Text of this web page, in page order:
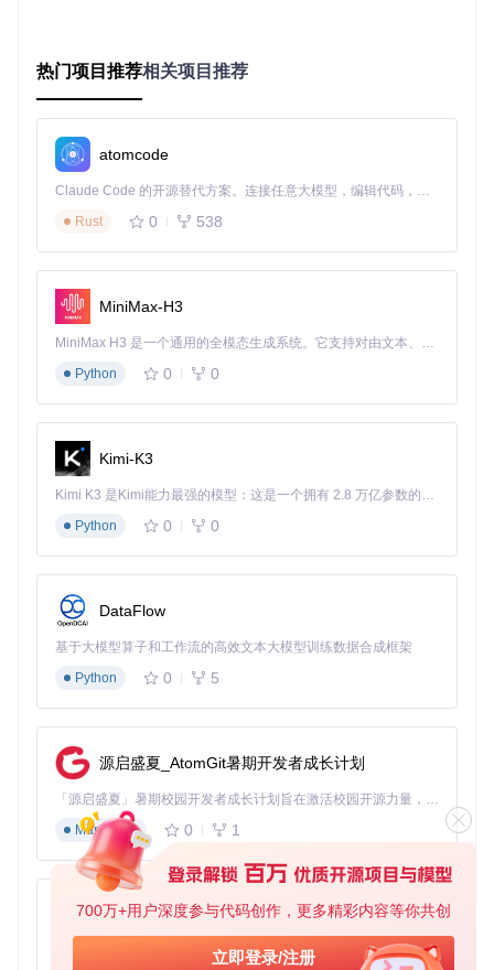
700万+用户深度参与代码创作，更多精彩内容等你共创
立即登录/注册
企业环境：5项高级配置指南
b.conf优化共享性能
HBA卡支持
T信息支持
多网卡绑定：修改files/board/arpl/overlayfs/etc/init.d/S41
录
企业用户需注意，ARPL目前对超过16盘位的存储配置支持有
限，复杂RAID环境建议进行压力测试。
对比项
配置复
杂度
操作
硬件适
需查询主板手册获取SATA端
驱动管
理
自动匹配硬件
错误排
查
需要分析内核日志
提示
版本升
需重新编译引导文件
实测在Intel i5-10400平台上，ARPL将DSM部署时间从传统方
法的45分钟压缩至12分钟，其中硬件检测环节耗时仅2分钟，
较手动配置提升90%效率。
核心价值与避坑指南
3大核心价值
知识门槛归零
预定义模板，完全屏蔽底层技术细节
硬件兼容性广：支持从老旧Bromolow平台到最新GeminiL
热门项目推荐相关项目推荐
atomcode
Claude Code 的开源替代方案。连接任意大模型，编辑代码，运行命令，自动验证 — 全自动执行。用 Rust 构建，极致性能。 ｜ An open-source alternative to Claude Code. Connect any LLM, edit code, run commands, and verify changes — autonomously. Built in Rust for speed. Get Started
Rust
0 538
MiniMax-H3
MiniMax H3 是一个通用的全模态生成系统。它支持对由文本、图像、视频和音频组成的多模态上下文进行统一理解，并能生成分辨率高达 2K、时长可达 15 秒的带原生立体声音频的视频。得益于面向任务泛化的系统设计，H3 在预训练阶段就已具备广泛的多模态上下文理解与生成能力，能够出色地执行复杂的多模态指令。
Python
0 0
Kimi-K3
Kimi K3 是Kimi能力最强的模型：这是一个拥有 2.8 万亿参数的混合专家（MoE）模型，具备原生视觉理解能力，并支持 100 万 token 的上下文窗口。
Python
0 0
DataFlow
基于大模型算子和工作流的高效文本大模型训练数据合成框架
Python
0 5
源启盛夏_AtomGit暑期开发者成长计划
「源启盛夏」暑期校园开发者成长计划旨在激活校园开源力量，通过积分激励、认证扶持、资源倾斜等形式，引导高校组织和开发者完成「入驻 — 建项目 — 做贡献 — 获认证 — 得资源」的完整闭环。无论你是想带领社团入驻平台的组织者，还是希望用代码贡献证明自己的开发者，都能在这里找到属于你的成长路径。
Markdown
0 1
py-xiaozhi
基于Python的Xiaozhi AI，适用于想要完整Xiaozhi体验而无需拥有专用硬件的用户。